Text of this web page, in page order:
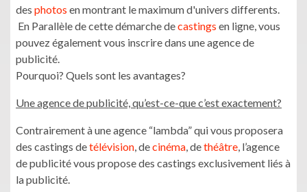
des photos en montrant le maximum d'univers differents.
En Parallèle de cette démarche decastings en ligne, vous
pouvez également vous inscrire dans une agence de
publicité.
Pourquoi? Quels sont les avantages?
Une agence de publicité, qu’est-ce-que c’est exactement?
Contrairement à une agence “lambda” qui vous proposera
des castings detélévision, decinéma, dethéâtre, l’agence
de publicité vous propose des castings exclusivement liés à
la publicité.